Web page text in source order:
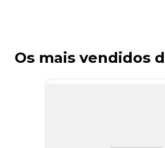
Os mais vendidos